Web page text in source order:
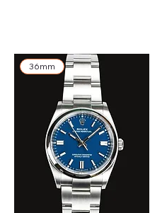
36mm